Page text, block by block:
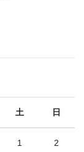
土 日
1 2